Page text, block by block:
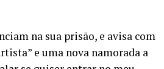
na sua prisão, e avisa com
e uma nova namorada a